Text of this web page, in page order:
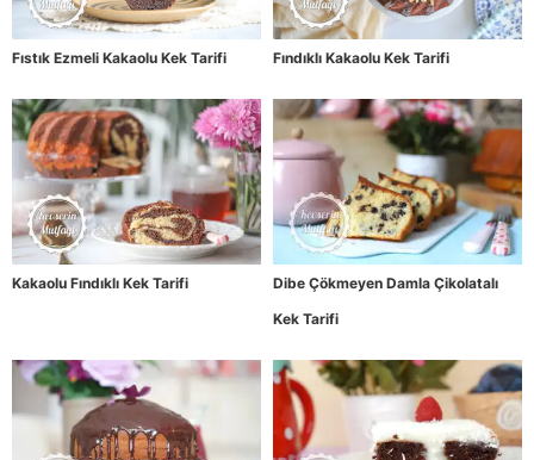
Fıstık Ezmeli Kakaolu Kek Tarifi Fındıklı Kakaolu Kek Tarifi
Kakaolu Fındıklı Kek Tarifi
Dibe Çökmeyen Damla Çikolatalı
Kek Tarifi